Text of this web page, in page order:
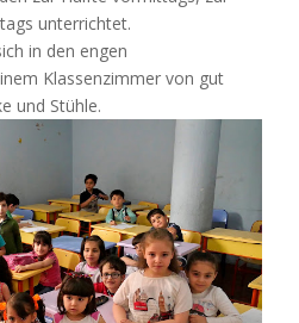
unterrichtet.
in den engen
Klassenzimmer von gut
und Stühle.